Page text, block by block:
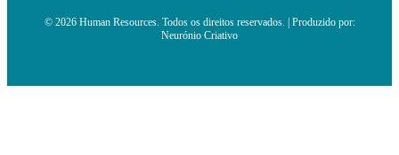
© 2026 Human Resources. Todos os direitos reservados. | Produzido por:
Neurónio Criativo